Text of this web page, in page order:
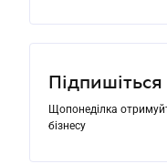
Щопонеділка
бізнесу